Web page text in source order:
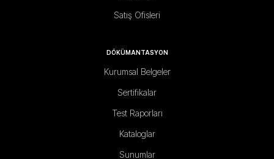
Satış Ofisleri
DÖKÜMANTASYON
Kurumsal Belgeler
Sertifikalar
Test Raporları
Kataloglar
Sunumlar